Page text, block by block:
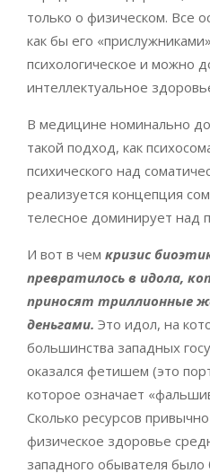
только о физическом. Все
как бы его
психологическое и можно
интеллектуальное
В медицине номинально
такой подход, как
психического над
реализуется концепция
телесное доминирует над
И вот в чем кризис
превратилось в идола,
приносят триллионные
деньгами. Это идол, на
большинства западных
оказался фетишем (это
которое означает
Сколько ресурсов
физическое здоровье
западного обывателя